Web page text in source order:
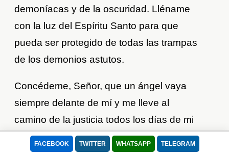
Este sitio utiliza Cookies para que pueda funcionar correctamente, mejorar
la experiencia de usuario, la velocidad y la seguridad durante su visita. Se
utilizan para adaptar el contenido de la web a las preferencias del Usuario
adecuadamente el servicio ofrecido, adaptada a sus necesidades. Puede
intereses legítimos en cualquier momento haciendo clic en "Configuración"
o en nuestra Política de Cookies en este sitio web
Lee nuestra Política de Privacidad
Aceptar todo Rechazar
FACEBOOK TWITTER WHATSAPP TELEGRAM
demoníacas y de la oscuridad. Lléname
con la luz del Espíritu Santo para que
pueda ser protegido de todas las trampas
de los demonios astutos.
Concédeme, Señor, que un ángel vaya
siempre delante de mí y me lleve al
camino de la justicia todos los días de mi
vida, para honrar tu glorioso nombre,
Padre, Hijo y Espíritu Santo, ahora y